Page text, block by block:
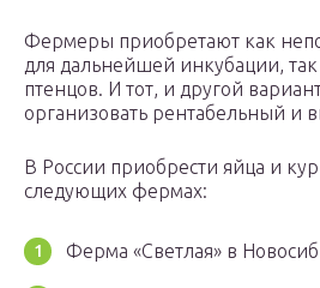
Фермеры приобретают как
для дальнейшей инкубации,
птенцов. И тот, и другой
организовать рентабельный и
В России приобрести яйца и
следующих фермах:
Ферма «Светлая» в